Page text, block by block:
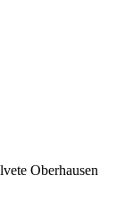
Oberhausen